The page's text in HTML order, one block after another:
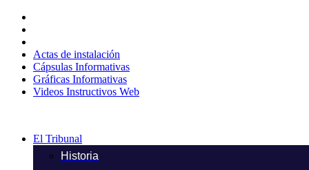
contenido
Actas de instalación
Cápsulas Informativas
Gráficas Informativas
Videos Instructivos Web
El Tribunal
Historia